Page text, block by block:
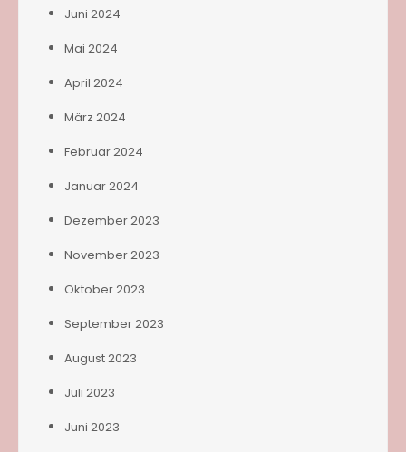
Juni 2024
Mai 2024
April 2024
März 2024
Februar 2024
Januar 2024
Dezember 2023
November 2023
Oktober 2023
September 2023
August 2023
Juli 2023
Juni 2023